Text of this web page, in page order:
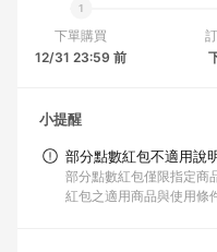
下單購買
12/31 23:59 前
小提醒
部分點數紅包不適用說
部分點數紅包僅限指定商
紅包之適用商品與使用條